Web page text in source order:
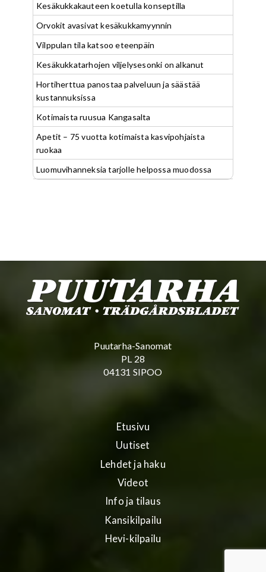
Kesäkukkakauteen koetulla konseptilla
Orvokit avasivat kesäkukkamyynnin
Vilppulan tila katsoo eteenpäin
Kesäkukkatarhojen viljelysesonki on alkanut
Hortiherttua panostaa palveluun ja säästää
kustannuksissa
Kotimaista ruusua Kangasalta
Apetit – 75 vuotta kotimaista kasvipohjaista
ruokaa
Luomuvihanneksia tarjolle helpossa muodossa
Puutarha-Sanomat
PL 28
04131 SIPOO
Etusivu
Uutiset
Lehdet ja haku
Videot
Info ja tilaus
Kansikilpailu
Hevi-kilpailu